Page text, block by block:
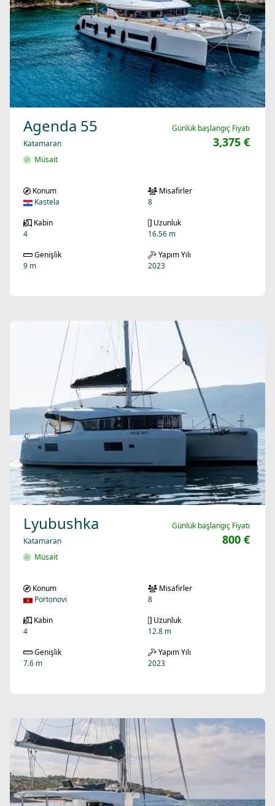
Agenda 55
Katamaran
Müsait
Günlük başlangıç Fiyatı
3,375 €
Konum
Kastela
Misafirler
8
Kabin
4
Uzunluk
16.56 m
Genişlik
9 m
Yapım Yılı
2023
Lyubushka
Katamaran
Müsait
Günlük başlangıç Fiyatı
800 €
Konum
Portonovi
Misafirler
8
Kabin
4
Uzunluk
12.8 m
Genişlik
7.6 m
Yapım Yılı
2023